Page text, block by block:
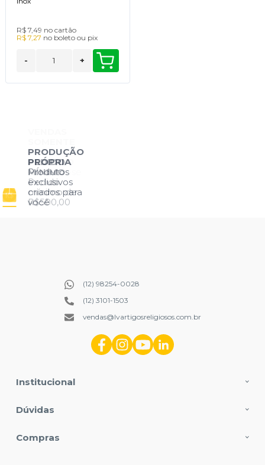
R$ 7,49 no cartão
R$ 7,27 no boletoou pix
- +
POR
ATACADO
Cadastre-se
para
primeira
compra
PEDIDO
MÍNIMO
Pedido
mínimo de
R$500,00
PRODUÇÃO
PRÓPRIA
Produtos
exclusivos
criados para
você
Institucional
Dúvidas
Compras
(12) 98254-0028
(12) 3101-1503
vendas@lvartigosreligiosos.com.br